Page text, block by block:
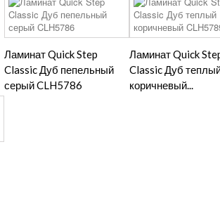
Ламинат Quick Step
Classic Дуб пепельный
серый CLH5786
Ламинат Quick
Classic Дуб
коричневый...